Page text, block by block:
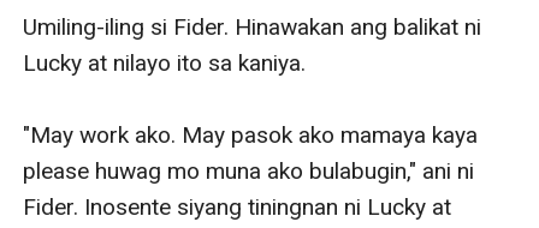
Umiling-iling si Fider. Hinawakan ang balikat ni
Lucky at nilayo ito sa kaniya.
"May work ako. May pasok ako mamaya kaya
please huwag mo muna ako bulabugin," ani ni
Fider. Inosente siyang tiningnan ni Lucky at